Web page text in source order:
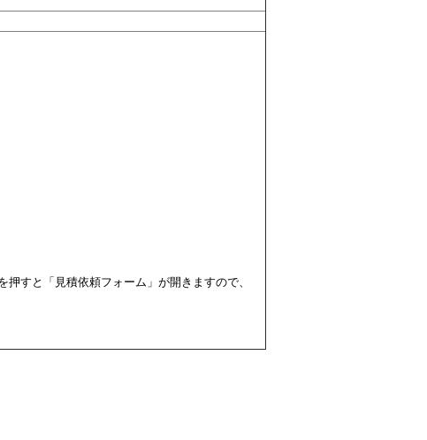
すと「見積依頼フォーム」が開きますので、